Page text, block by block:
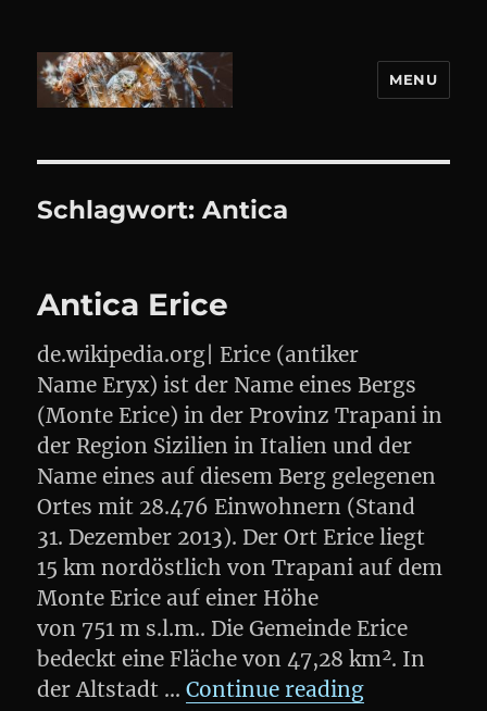
MENU
Schlagwort:Antica
Antica Erice
de.wikipedia.org| Erice (antiker
Name Eryx) ist der Name eines Bergs
(Monte Erice) in der Provinz Trapani in
der Region Sizilien in Italien und der
Name eines auf diesem Berg gelegenen
Ortes mit 28.476 Einwohnern (Stand
31. Dezember 2013). Der Ort Erice liegt
15 km nordöstlich von Trapani auf dem
Monte Erice auf einer Höhe
von 751 m s.l.m.. Die Gemeinde Erice
bedeckt eine Fläche von 47,28 km². In
der Altstadt …Continue reading„Antica